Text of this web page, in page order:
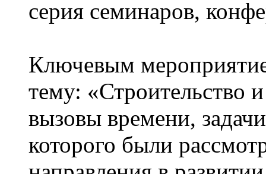
серия семинаров,
Ключевым
тему: «Строительство
вызовы времени,
которого были